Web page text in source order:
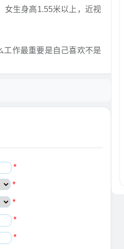
女生身高1.55米以上，近视
工作最重要是自己喜欢不是
*
*
*
*
*